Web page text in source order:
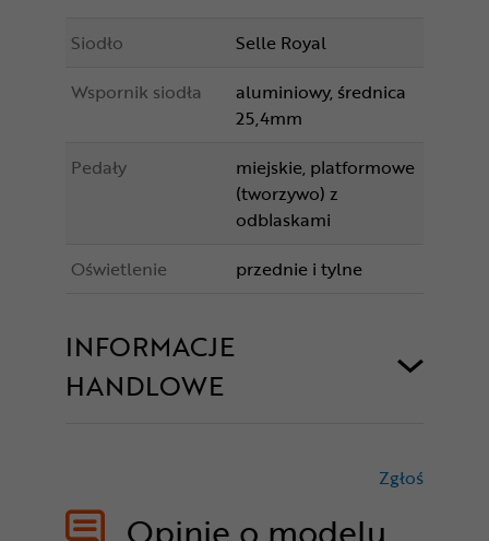
Siodło
Selle Royal
Wspornik siodła
aluminiowy, średnica
25,4mm
Pedały
miejskie, platformowe
(tworzywo) z
odblaskami
Oświetlenie
przednie i tylne
INFORMACJE
HANDLOWE
Opinie o modelu
Zgłoś